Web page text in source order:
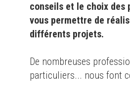
conseils et le choix des
vous permettre de
différents projets.
De nombreuses
particuliers... nous font